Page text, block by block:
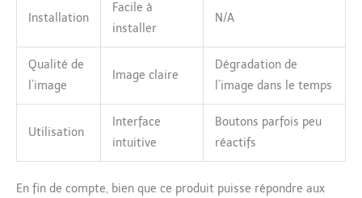
une communication
interaction sans effort
avec votre bébé,
reproduisant votre
présence réconfortante.
Différenciez les
température, la batterie
Installation
Facile à
installer
N/A
Qualité de
l’image
Image claire
Dégradation de
l’image dans le temps
Utilisation
Interface
intuitive
Boutons parfois peu
réactifs
En fin de compte, bien que ce produit puisse répondre aux